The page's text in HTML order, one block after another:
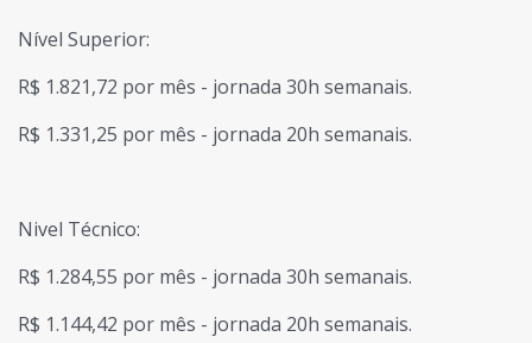
Nível Superior:
R$ 1.821,72 por mês - jornada 30h semanais.
R$ 1.331,25 por mês - jornada 20h semanais.
Nivel Técnico:
R$ 1.284,55 por mês - jornada 30h semanais.
R$ 1.144,42 por mês - jornada 20h semanais.